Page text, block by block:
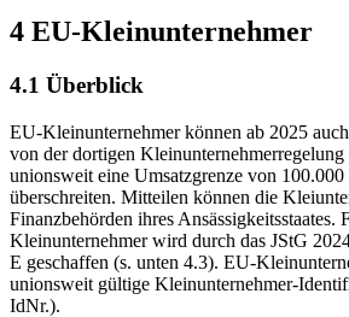
4 EU-Kleinunternehmer
4.1 Überblick
EU-Kleinunternehmer können ab 2025
von der dortigen
unionsweit eine Umsatzgrenze von
überschreiten. Mitteilen können die
Finanzbehörden ihres Ansässigkeitsstaates.
Kleinunternehmer wird durch das JStG
E geschaffen (s. unten 4.3). EU-
unionsweit gültige Kleinunternehmer-
IdNr.).